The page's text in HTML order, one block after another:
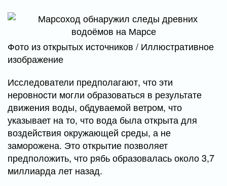
Фото из открытых источников / Иллюстративное
изображение
Исследователи предполагают, что эти
неровности могли образоваться в результате
движения воды, обдуваемой ветром, что
указывает на то, что вода была открыта для
воздействия окружающей среды, а не
заморожена. Это открытие позволяет
предположить, что рябь образовалась около 3,7
миллиарда лет назад.